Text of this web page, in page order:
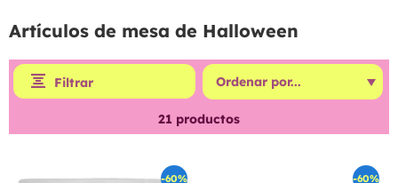
Artículos de mesa de Halloween
Filtrar
21 productos
-60% -60%